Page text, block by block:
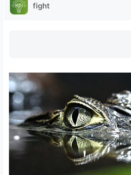
fight